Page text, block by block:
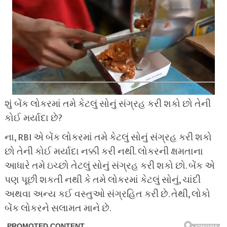
શું બેંક લોકરમાં તમે કેટલું સોનું સંગ્રહ કરી શકો છો તેની
કોઈ મર્યાદા છે?
ના, RBI એ બેંક લોકરમાં તમે કેટલું સોનું સંગ્રહ કરી શકો
છો તેની કોઈ મર્યાદા નક્કી કરી નથી. લોકરની ક્ષમતાના
આધારે તમે ઇચ્છો તેટલું સોનું સંગ્રહ કરી શકો છો. બેંક એ
પણ પૂછી શકતી નથી કે તમે લોકરમાં કેટલું સોનું, ચાંદી
અથવા અન્ય કઈ વસ્તુઓ સંગ્રહિત કરી છે. તેથી, લોકો
બેંક લોકરને સલામત માને છે.